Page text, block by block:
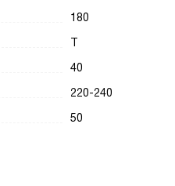
180
T
40
220-240
50